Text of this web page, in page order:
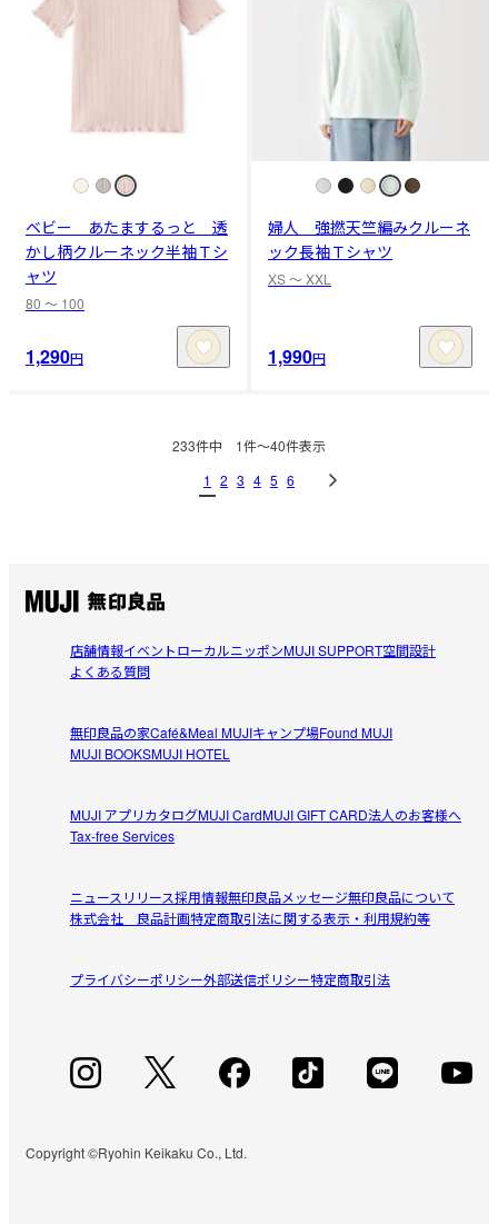
ベビー あたまするっと 透
かし柄クルーネック半袖Ｔシ
ャツ
80 〜 100
1,290円
婦人 強撚天竺編みクルーネ
ック長袖Ｔシャツ
XS 〜 XXL
1,990円
233件中 1件〜40件表示
1 2 3 4 5 6
店舗情報イベントローカルニッポンMUJI SUPPORT空間設計
よくある質問
無印良品の家Café&Meal MUJIキャンプ場Found MUJI
MUJI BOOKSMUJI HOTEL
MUJI アプリカタログMUJI CardMUJI GIFT CARD法人のお客様へ
Tax-free Services
ニュースリリース採用情報無印良品メッセージ無印良品について
株式会社 良品計画特定商取引法に関する表示・利用規約等
プライバシーポリシー外部送信ポリシー特定商取引法
Copyright ©Ryohin Keikaku Co., Ltd.